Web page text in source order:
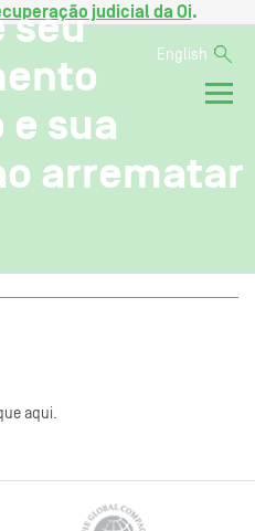
judicial da Oi.
English
seu
sua
arrematar
aqui.